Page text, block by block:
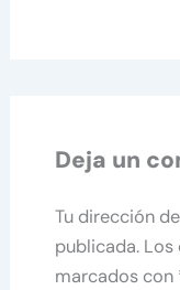
Deja un
Tu dirección
publicada. Los
marcados con